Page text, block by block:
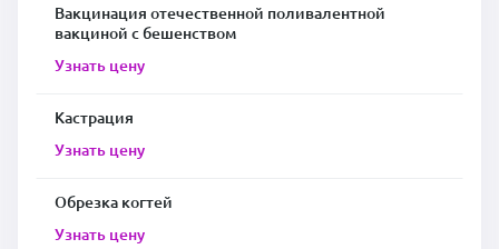
Вакцинация отечественной поливалентной
вакциной с бешенством
Узнать цену
Кастрация
Узнать цену
Обрезка когтей
Узнать цену